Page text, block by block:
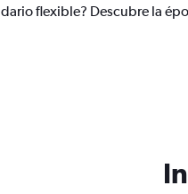
flexible? Descubre la